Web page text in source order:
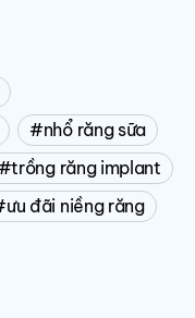
nhổ răng sữa
trồng răng implant
ưu đãi niềng răng